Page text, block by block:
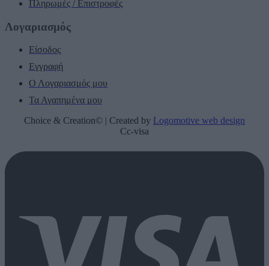
Πληρωμές / Επιστροφές
Λογαριασμός
Είσοδος
Εγγραφή
Ο Λογαριασμός μου
Τα Αγαπημένα μου
Choice & Creation© | Created by Logomotive web design
Cc-visa